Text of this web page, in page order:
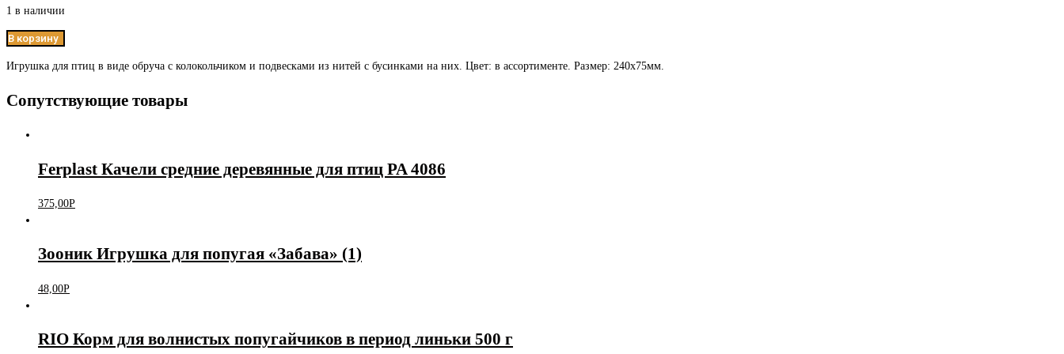
1 в наличии
В корзину
Игрушка для птиц в виде обруча с колокольчиком и подвесками из нитей с бусинками на них. Цвет: в ассортименте. Размер: 240х75мм.
Сопутствующие товары
Ferplast Качели средние деревянные для птиц PA 4086
375,00Р
Зооник Игрушка для попугая «Забава» (1)
48,00Р
RIO Корм для волнистых попугайчиков в период линьки 500 г